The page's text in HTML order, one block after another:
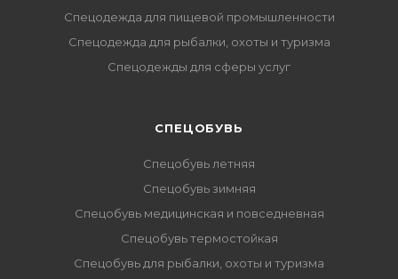
Спецодежда для пищевой промышленности
Спецодежда для рыбалки, охоты и туризма
Спецодежды для сферы услуг
CПЕЦОБУВЬ
Спецобувь летняя
Спецобувь зимняя
Спецобувь медицинская и повседневная
Спецобувь термостойкая
Спецобувь для рыбалки, охоты и туризма